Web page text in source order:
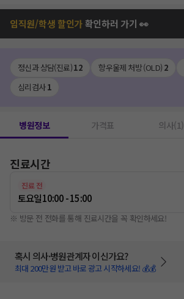
임직원/학생 할인가확인하러 가기 👀
정신과 상담(진료)12 항우울제 처방 (OLD) 2
심리검사1
병원정보 가격표 의사(1)
진료시간
진료 전
토요일10:00 - 15:00
※ 방문 전 전화를 통해 진료시간을 꼭 확인하세요!
혹시 의사·병원관계자 이신가요?
최대 200만원 받고 바로 광고 시작하세요! 💰💰